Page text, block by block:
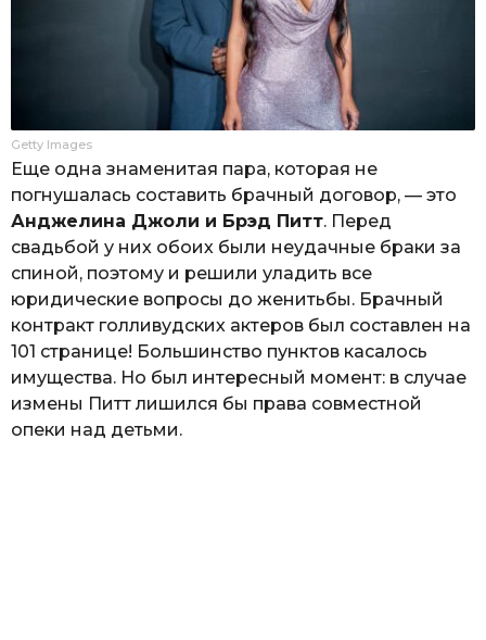
Getty Images
Еще одна знаменитая пара, которая не
погнушалась составить брачный договор, — это
Анджелина Джоли и Брэд Питт. Перед
свадьбой у них обоих были неудачные браки за
спиной, поэтому и решили уладить все
юридические вопросы до женитьбы. Брачный
контракт голливудских актеров был составлен на
101 странице! Большинство пунктов касалось
имущества. Но был интересный момент: в случае
измены Питт лишился бы права совместной
опеки над детьми.